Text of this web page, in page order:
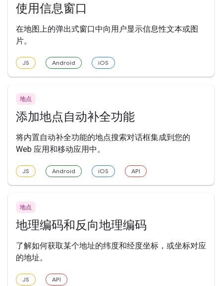
使用信息窗口
在地图上的弹出式窗口中向用户显示信息性文本或图
片。
JS Android iOS
地点
添加地点自动补全功能
将内置自动补全功能的地点搜索对话框集成到您的
Web 应用和移动应用中。
JS Android iOS API
地点
地理编码和反向地理编码
了解如何获取某个地址的纬度和经度坐标，或坐标对应
的地址。
JS API